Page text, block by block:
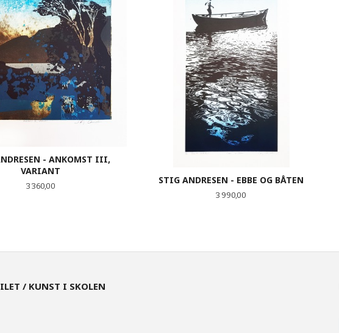
- ANKOMST III,
VARIANT
Pris
3 360,00
STIG ANDRESEN - EBBE OG BÅTEN
Pris
3 990,00
/ KUNST I SKOLEN